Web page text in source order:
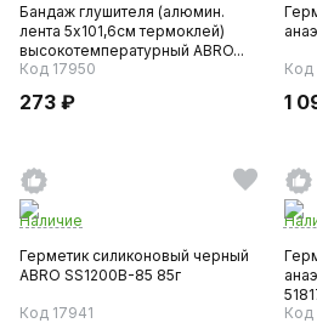
Бандаж глушителя (алюмин.
лента 5х101,6см термоклей)
высокотемпературный ABRO...
Код 17950
273 ₽
Код
1
Наличие
Герметик силиконовый черный
ABRO SS1200B-85 85г
Код 17941
Код